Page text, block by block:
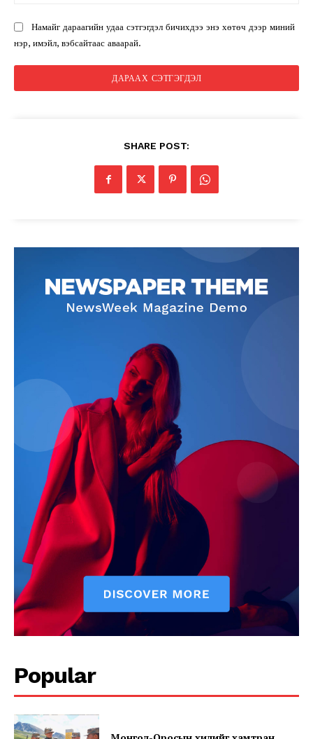
Намайг дараагийн удаа сэтгэгдэл бичихдээ энэ хөтөч дээр миний
нэр, имэйл, вэбсайтаас аваарай.
SHARE POST:
Popular